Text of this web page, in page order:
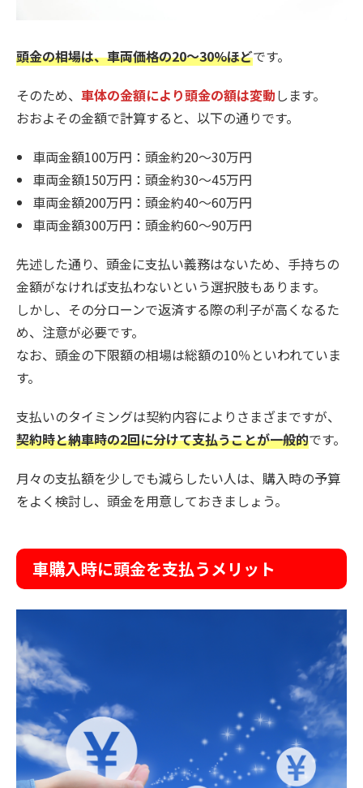
頭金の相場は、車両価格の20〜30%ほどです。
そのため、 車体の金額により頭金の額は変動します。
おおよその金額で計算すると、以下の通りです。
車両金額100万円：頭金約20～30万円
車両金額150万円：頭金約30～45万円
車両金額200万円：頭金約40～60万円
車両金額300万円：頭金約60～90万円
先述した通り、頭金に支払い義務はないため、手持ちの
金額がなければ支払わないという選択肢もあります。
しかし、その分ローンで返済する際の利子が高くなるた
め、注意が必要です。
なお、頭金の下限額の相場は総額の10％といわれていま
す。
支払いのタイミングは契約内容によりさまざまですが、
契約時と納車時の2回に分けて支払うことが一般的です。
月々の支払額を少しでも減らしたい人は、購入時の予算
をよく検討し、頭金を用意しておきましょう。
車購入時に頭金を支払うメリット